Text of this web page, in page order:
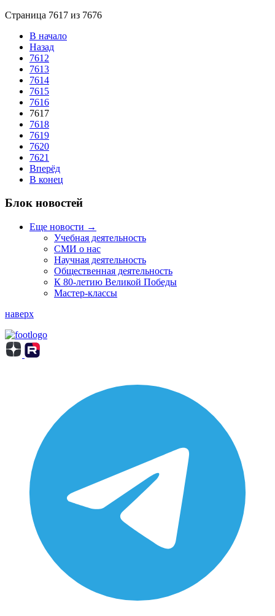
Страница 7617 из 7676
В начало
Назад
7612
7613
7614
7615
7616
7617
7618
7619
7620
7621
Вперёд
В конец
Блок новостей
Еще новости →
Учебная деятельность
СМИ о нас
Научная деятельность
Общественная деятельность
К 80-летию Великой Победы
Мастер-классы
наверх